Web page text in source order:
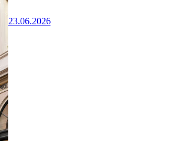
23.06.2026